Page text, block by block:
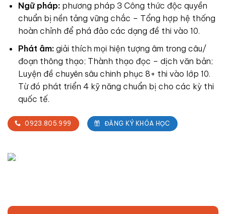
Ngữ pháp:phương pháp 3 Công thức độc quyền
chuẩn bị nền tảng vững chắc – Tổng hợp hệ thống
hoàn chỉnh để phá đảo các dạng đề thi vào 10.
Phát âm: giải thích mọi hiện tượng âm trong câu/
đoạn thông thạo; Thành thạo đọc – dịch văn bản;
Luyện đề chuyên sâu chinh phục 8+ thi vào lớp 10.
Từ đó phát triển 4 kỹ năng chuẩn bị cho các kỳ thi
quốc tế.
0923.805.999 ĐĂNG KÝ KHÓA HỌC